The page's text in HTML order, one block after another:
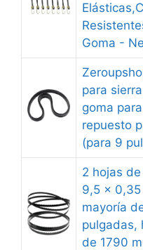
Goma -
para
goma
repuesto
(para 9
2 hojas
9,5 x 0,35
mayoría
pulgadas,
de 1790